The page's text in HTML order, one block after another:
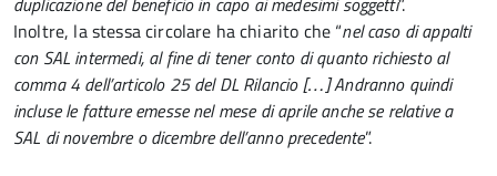
Inoltre, la stessa circolare ha chiarito che “nel caso di appalti
con SAL intermedi, al fine di tener conto di quanto richiesto al
comma 4 dell’articolo 25 del DL Rilancio […] Andranno quindi
incluse le fatture emesse nel mese di aprile anche se relative a
SAL di novembre o dicembre dell’anno precedente”.